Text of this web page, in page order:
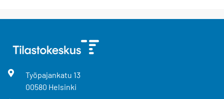
Työpajankatu 13
00580 Helsinki